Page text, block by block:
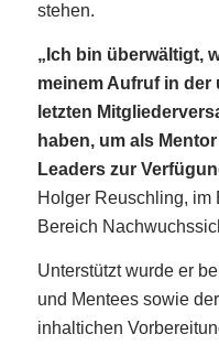
stehen.
„Ich bin überwältigt,
meinem Aufruf in
letzten
haben, um als
Leaders zur
Holger Reuschling, im
Bereich
Unterstützt wurde er
und Mentees sowie
inhaltichen